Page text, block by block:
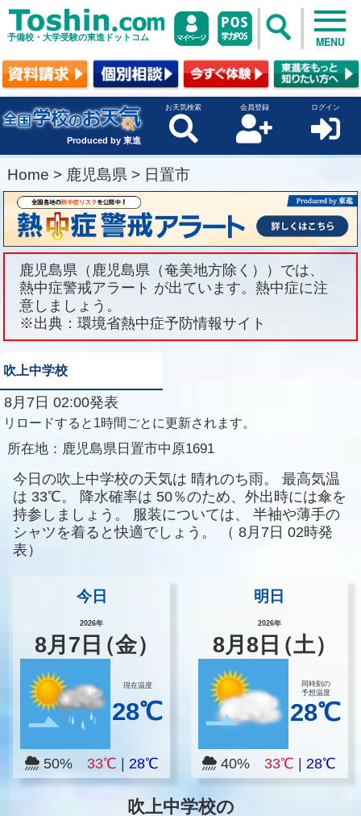
予備校・大学受験の東進ドットコム MENU
Produced by 東進
お天気検索 会員登録 ログイン
Home > 鹿児島県 > 日置市
鹿児島県（鹿児島県（奄美地方除く））では、
熱中症警戒アラート が出ています。熱中症に注
意しましょう。
※出典：環境省熱中症予防情報サイト
吹上中学校
8月7日 02:00発表
リロードすると1時間ごとに更新されます。
所在地： 鹿児島県日置市中原1691
今日の吹上中学校の天気は 晴れのち雨。
最高気温
は 33℃。 降水確率は 50％のため、外出時には傘を
持参しましょう。
服装については、
半袖や薄手の
シャツを着ると快適でしょう。
（ 8月7日 02時発
表）
今日
2026年
8月 7 日（金）
現在温度
28℃
50% 33℃ 28℃
明日
2026年
8月8 日（土）
同時刻の
予想温度
28℃
40% 33℃ |28℃
吹上中学校の